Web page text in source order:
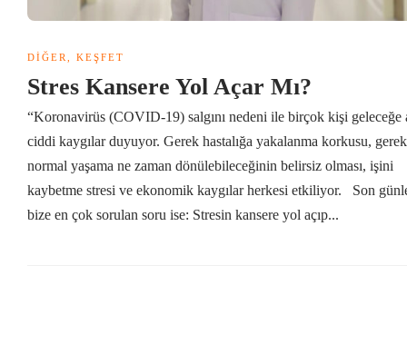
DIĞER KEŞFET
Stres Kansere Yol Açar Mı?
“Koronavirüs (COVID-19) salgını nedeni ile birçok kişi geleceğe
ciddi kaygılar duyuyor. Gerek hastalığa yakalanma korkusu,
normal yaşama ne zaman dönülebileceğinin belirsiz olması, işini
kaybetme stresi ve ekonomik kaygılar herkesi etkiliyor. Son
bize en çok sorulan soru ise: Stresin kansere yol açıp...